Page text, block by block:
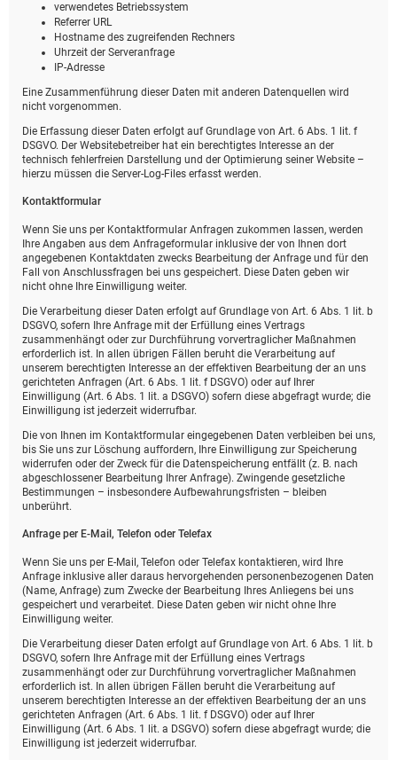
verwendetes Betriebssystem
Referrer URL
Hostname des zugreifenden Rechners
Uhrzeit der Serveranfrage
IP-Adresse
Eine Zusammenführung dieser Daten mit anderen Datenquellen wird
nicht vorgenommen.
Die Erfassung dieser Daten erfolgt auf Grundlage von Art. 6 Abs. 1 lit. f
DSGVO. Der Websitebetreiber hat ein berechtigtes Interesse an der
technisch fehlerfreien Darstellung und der Optimierung seiner Website –
hierzu müssen die Server-Log-Files erfasst werden.
Kontaktformular
Wenn Sie uns per Kontaktformular Anfragen zukommen lassen, werden
Ihre Angaben aus dem Anfrageformular inklusive der von Ihnen dort
angegebenen Kontaktdaten zwecks Bearbeitung der Anfrage und für den
Fall von Anschlussfragen bei uns gespeichert. Diese Daten geben wir
nicht ohne Ihre Einwilligung weiter.
Die Verarbeitung dieser Daten erfolgt auf Grundlage von Art. 6 Abs. 1 lit. b
DSGVO, sofern Ihre Anfrage mit der Erfüllung eines Vertrags
zusammenhängt oder zur Durchführung vorvertraglicher Maßnahmen
erforderlich ist. In allen übrigen Fällen beruht die Verarbeitung auf
unserem berechtigten Interesse an der effektiven Bearbeitung der an uns
gerichteten Anfragen (Art. 6 Abs. 1 lit. f DSGVO) oder auf Ihrer
Einwilligung (Art. 6 Abs. 1 lit. a DSGVO) sofern diese abgefragt wurde; die
Einwilligung ist jederzeit widerrufbar.
Die von Ihnen im Kontaktformular eingegebenen Daten verbleiben bei uns,
bis Sie uns zur Löschung auffordern, Ihre Einwilligung zur Speicherung
widerrufen oder der Zweck für die Datenspeicherung entfällt (z. B. nach
abgeschlossener Bearbeitung Ihrer Anfrage). Zwingende gesetzliche
Bestimmungen – insbesondere Aufbewahrungsfristen – bleiben
unberührt.
Anfrage per E-Mail, Telefon oder Telefax
Wenn Sie uns per E-Mail, Telefon oder Telefax kontaktieren, wird Ihre
Anfrage inklusive aller daraus hervorgehenden personenbezogenen Daten
(Name, Anfrage) zum Zwecke der Bearbeitung Ihres Anliegens bei uns
gespeichert und verarbeitet. Diese Daten geben wir nicht ohne Ihre
Einwilligung weiter.
Die Verarbeitung dieser Daten erfolgt auf Grundlage von Art. 6 Abs. 1 lit. b
DSGVO, sofern Ihre Anfrage mit der Erfüllung eines Vertrags
zusammenhängt oder zur Durchführung vorvertraglicher Maßnahmen
erforderlich ist. In allen übrigen Fällen beruht die Verarbeitung auf
unserem berechtigten Interesse an der effektiven Bearbeitung der an uns
gerichteten Anfragen (Art. 6 Abs. 1 lit. f DSGVO) oder auf Ihrer
Einwilligung (Art. 6 Abs. 1 lit. a DSGVO) sofern diese abgefragt wurde; die
Einwilligung ist jederzeit widerrufbar.